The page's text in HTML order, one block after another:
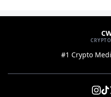
#1 Crypto